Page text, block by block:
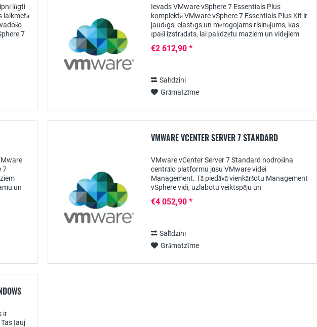
lūgti
laikmetā
7
Ievads VMware vSphere 7 Essentials Plus
komplektā VMware vSphere 7 Essentials Plus Kit ir
jaudīgs, elastīgs un mērogojams risinājums, kas
īpaši izstrādāts, lai palīdzētu maziem un vidējiem
€2 612,90 *
Salīdzini
Grāmatzīme
7
un
VMWARE VCENTER SERVER 7 STANDARD
VMware vCenter Server 7 Standard nodrošina
centrālo platformu jūsu VMware videi
Management. Tā piedāvā vienkāršotu Management
vSphere vidi, uzlabotu veiktspēju un
VMware vCenter Server 7...
€4 052,90 *
Salīdzini
Grāmatzīme
ir
ļauj